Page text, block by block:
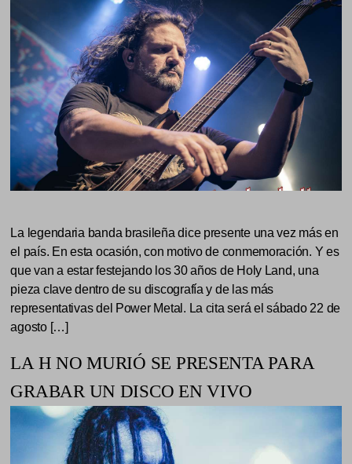
La legendaria banda brasileña dice presente una vez más en
el país. En esta ocasión, con motivo de conmemoración. Y es
que van a estar festejando los 30 años de Holy Land, una
pieza clave dentro de su discografía y de las más
representativas del Power Metal. La cita será el sábado 22 de
agosto […]
LA H NO MURIÓ SE PRESENTA PARA
GRABAR UN DISCO EN VIVO